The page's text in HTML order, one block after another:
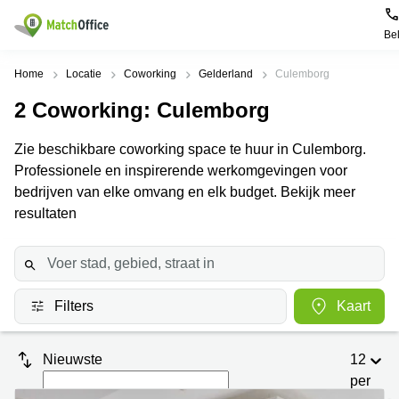
Bel
Huren / Verhuren
Productpagina's
Kantoorruimten
Business
Centers
Coworking
Vergaderruimten
Virtueel
Kantoor
Populaire
Alkmaar
Amsterdam
Oost
Amsterdam
Westpoort
Bergen
op
Zoom
Amersfoort
Breda
Populaire
Kantoorruimte
in Breda
Kantoor
Bergen
op
Zoom
Kantoor
huren
Kantoor
huren
Help
Over ons
Voeg je kantoorruimte toe
Huurprijs
Log in
Home Locatie Coworking Gelderland Culemborg
2 Coworking: Culemborg
Zie beschikbare coworking space te huur in Culemborg.
Professionele en inspirerende werkomgevingen voor
bedrijven van elke omvang en elk budget. Bekijk meer
resultaten
Filters Kaart
Nieuwste
12
per